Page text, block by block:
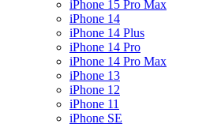
iPhone 15 Pro Max
iPhone 14
iPhone 14 Plus
iPhone 14 Pro
iPhone 14 Pro Max
iPhone 13
iPhone 12
iPhone 11
iPhone SE